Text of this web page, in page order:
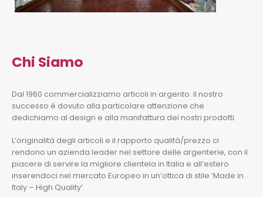
Chi Siamo
Dal 1960 commercializziamo articoli in argento. Il nostro
successo è dovuto alla particolare attenzione che
dedichiamo al design e alla manifattura dei nostri prodotti.
L’originalità degli articoli e il rapporto qualità/prezzo ci
rendono un azienda leader nel settore delle argenterie, con il
piacere di servire la migliore clientela in Italia e all’estero
inserendoci nel mercato Europeo in un’ottica di stile ‘Made in
Italy – High Quality’.